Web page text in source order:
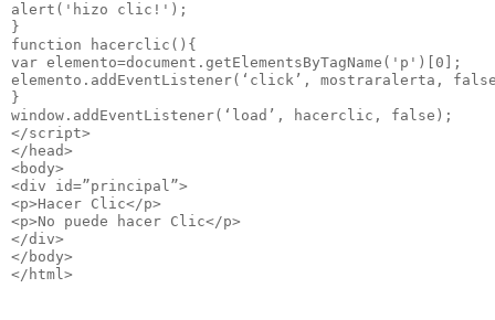
alert('hizo clic!');
}
function hacerclic(){
var elemento=document.getElementsByTagName('p')[0];
elemento.addEventListener(‘click’, mostraralerta,
}
window.addEventListener(‘load’, hacerclic, false);
</script>
</head>
<body>
<div id=”principal”>
<p>Hacer Clic</p>
<p>No puede hacer Clic</p>
</div>
</body>
</html>